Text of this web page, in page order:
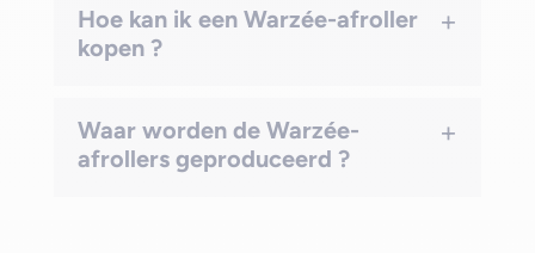
Hoe kan ik een Warzée-afroller
kopen ?
+
Waar worden de Warzée-
afrollers geproduceerd ?
+